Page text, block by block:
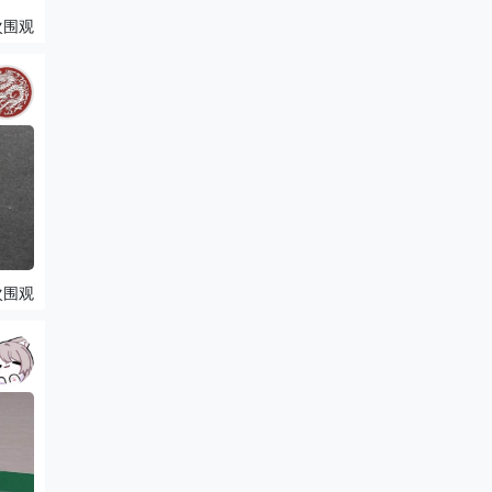
观
观